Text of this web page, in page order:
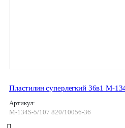
Пластилин суперлегкий 36в1 М-
Артикул:
М-134S-5/107 820/10056-36